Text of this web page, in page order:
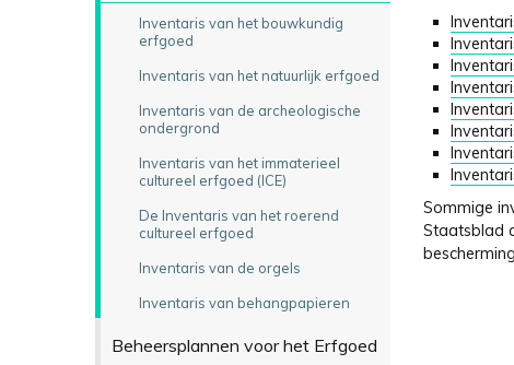
Inventaris van het bouwkundig
erfgoed
Inventaris van het natuurlijk erfgoed
Inventaris van de archeologische
ondergrond
Inventaris van het immaterieel
cultureel erfgoed (ICE)
De Inventaris van het roerend
cultureel erfgoed
Inventaris van de orgels
Inventaris van behangpapieren
Beheersplannen voor het Erfgoed
Sommige
Staatsblad